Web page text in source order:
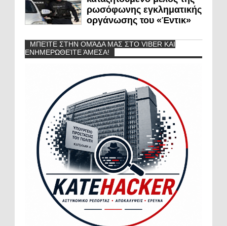
ρωσόφωνης εγκληματικής
οργάνωσης του «Έντικ»
ΜΠΕΊΤΕ ΣΤΗΝ ΟΜΆΔΑ ΜΑΣ ΣΤΟ VIBER ΚΑΙ
ΕΝΗΜΕΡΩΘΕΊΤΕ ΆΜΕΣΑ!